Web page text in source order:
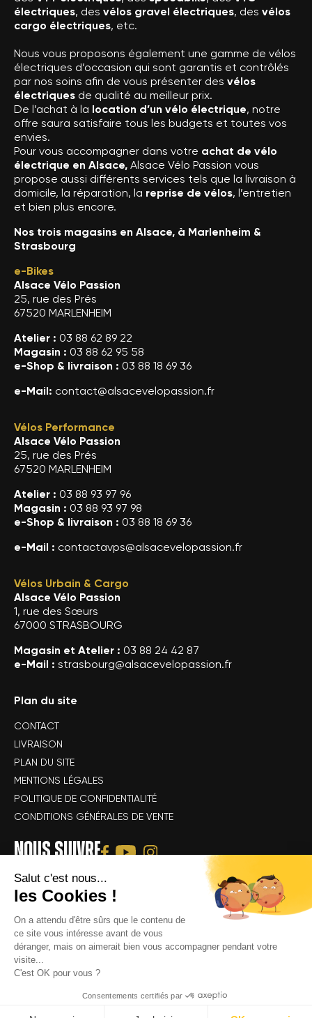
électriques, des vélos gravel électriques, des vélos
cargo électriques, etc.
Nous vous proposons également une gamme de vélos
électriques d’occasion qui sont garantis et contrôlés
par nos soins afin de vous présenter des vélos
électriques de qualité au meilleur prix.
De l’achat à la location d’un vélo électrique, notre
offre saura satisfaire tous les budgets et toutes vos
envies.
Pour vous accompagner dans votre achat de vélo
électrique en Alsace, Alsace Vélo Passion vous
propose aussi différents services tels que la livraison à
domicile, la réparation, la reprise de vélos, l’entretien
et bien plus encore.
Nos trois magasins en Alsace, à Marlenheim &
Strasbourg
e-Bikes
Alsace Vélo Passion
25, rue des Prés
67520 MARLENHEIM
Atelier : 03 88 62 89 22
Magasin : 03 88 62 95 58
e-Shop & livraison : 03 88 18 69 36
e-Mail: contact@alsacevelopassion.fr
Vélos Performance
Alsace Vélo Passion
25, rue des Prés
67520 MARLENHEIM
Atelier : 03 88 93 97 96
Magasin : 03 88 93 97 98
e-Shop & livraison : 03 88 18 69 36
e-Mail : contactavps@alsacevelopassion.fr
Vélos Urbain & Cargo
Alsace Vélo Passion
1, rue des Sœurs
67000 STRASBOURG
Magasin et Atelier : 03 88 24 42 87
e-Mail : strasbourg@alsacevelopassion.fr
Plan du site
CONTACT
LIVRAISON
PLAN DU SITE
MENTIONS LÉGALES
POLITIQUE DE CONFIDENTIALITÉ
CONDITIONS GÉNÉRALES DE VENTE
NOUS SUIVRE
Tous droits réservés Alsace Velo Passion © -Achat & location de vélos
électriques : VTT, VTC, vélo de route, vélo gravel, speedbike, vélo
cargo électrique
Salut c'est nous...
les Cookies !
On a attendu d'être sûrs que le contenu de
ce site vous intéresse avant de vous
déranger, mais on aimerait bien vous accompagner pendant votre
visite...
C'est OK pour vous ?
Consentements certifiés par